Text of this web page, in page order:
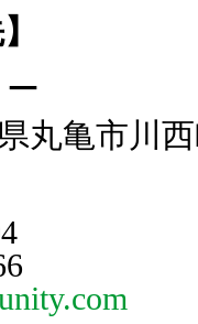
丸亀市川西